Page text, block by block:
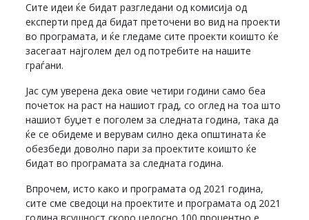
Сите идеи ќе бидат разгледани од комисија од
експерти пред да бидат преточени во вид на проекти
во програмата, и ќе гледаме сите проекти коишто ќе
засегаат најголем дел од потребите на нашите
граѓани.
Јас сум уверена дека овие четири години само беа
почеток на раст на нашиот град, со оглед на тоа што
нашиот буџет е поголем за следната година, така да
ќе се обидеме и верувам силно дека општината ќе
обезбеди доволно пари за проектите коишто ќе
бидат во програмата за следната година.
Впрочем, исто како и програмата од 2021 година,
сите сме сведоци на проектите и програмата од 2021